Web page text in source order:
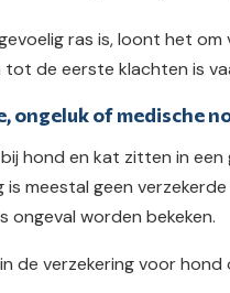
ras is, loont het
tot de eerste klachten is
ongeluk of medische
hond en kat zitten in
meestal geen
ongeval worden bekeken.
de verzekering voor hond